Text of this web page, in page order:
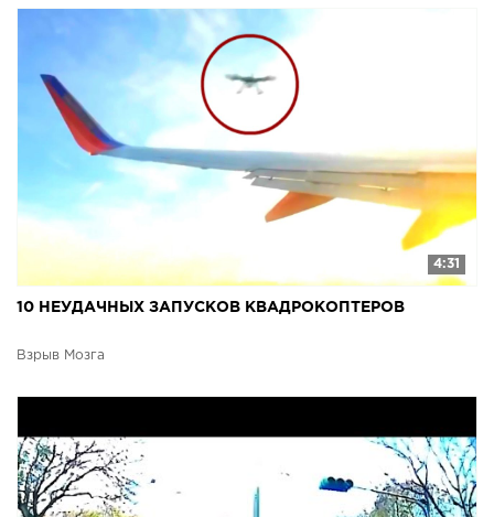
4:31
10 НЕУДАЧНЫХ ЗАПУСКОВ КВАДРОКОПТЕРОВ
Взрыв Мозга